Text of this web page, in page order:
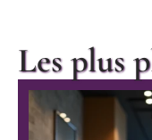
Les plus